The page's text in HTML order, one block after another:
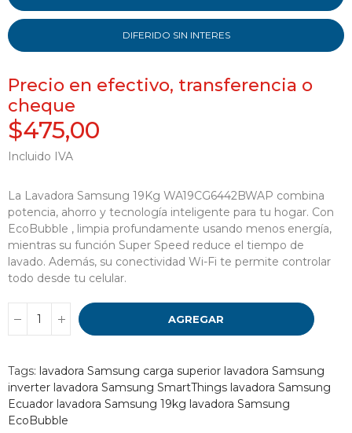
DIFERIDO SIN INTERES
Precio en efectivo, transferencia o
cheque
$475,00
Incluido IVA
La Lavadora Samsung 19Kg WA19CG6442BWAP combina
potencia, ahorro y tecnología inteligente para tu hogar. Con
EcoBubble , limpia profundamente usando menos energía,
mientras su función Super Speed ​​reduce el tiempo de
lavado. Además, su conectividad Wi-Fi te permite controlar
todo desde tu celular.
AGREGAR
Tags: lavadora Samsung carga superior lavadora Samsung
inverter lavadora Samsung SmartThings lavadora Samsung
Ecuador lavadora Samsung 19kg lavadora Samsung
EcoBubble